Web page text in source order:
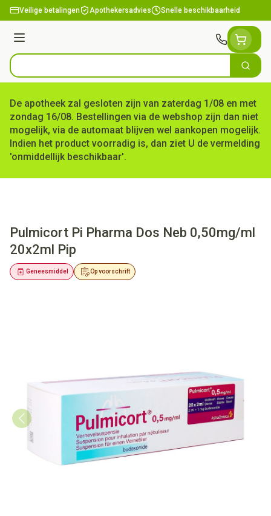
Ga naar de inhoud
Veilige betalingen Apothekersadvies Snelle beschikbaarheid
Menu
Product, merk, categorie... Zoek
De apotheek zal gesloten zijn van zaterdag 1/08 en met
zondag 16/08. Bestellingen via de webshop zijn dan niet
mogelijk, via de automaat blijven wel aankopen mogelijk.
Indien het product voorradig is, dan ziet U de vermelding
'onmiddellijk beschikbaar'.
Pulmicort Pi Pharma Dos Neb 0,50mg/ml
20x2ml Pip
Op voorschrift
Geneesmiddel